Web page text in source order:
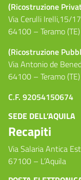
(Ricostruzione
Via Cerulli Irelli,15/17
64100 – Teramo (TE)
(Ricostruzione
Via Antonio de
64100 – Teramo (TE)
C.F. 92054150674
SEDE DELL’AQUILA
Recapiti
Via Salaria Antica
67100 – L’Aquila